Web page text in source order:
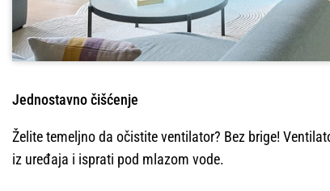
Jednostavno čišćenje
Želite temeljno da očistite ventilator? Bez brige!
iz uređaja i isprati pod mlazom vode.